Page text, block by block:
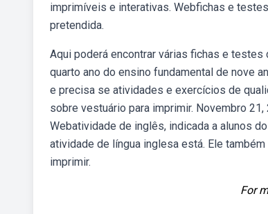
imprimíveis e interativas. Webfichas e
pretendida.
Aqui poderá encontrar várias fichas e
quarto ano do ensino fundamental de nove
e precisa se atividades e exercícios de
sobre vestuário para imprimir. Novembro
Webatividade de inglês, indicada a alunos
atividade de língua inglesa está. Ele
imprimir.
For